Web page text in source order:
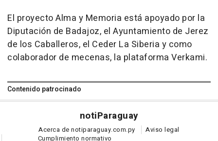
El proyecto Alma y Memoria está apoyado por la
Diputación de Badajoz, el Ayuntamiento de Jerez
de los Caballeros, el Ceder La Siberia y como
colaborador de mecenas, la plataforma Verkami.
Contenido patrocinado
notiParaguay
Acerca de notiparaguay.com.py
Aviso legal
Cumplimiento normativo